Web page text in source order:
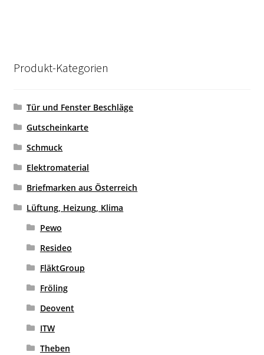
Produkt-Kategorien
Tür und Fenster Beschläge
Gutscheinkarte
Schmuck
Elektromaterial
Briefmarken aus Österreich
Lüftung, Heizung, Klima
Pewo
Resideo
FläktGroup
Fröling
Deovent
ITW
Theben